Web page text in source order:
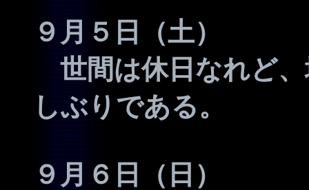
９月５日（土）
世間は休日なれど、
しぶりである。
９月６日（日）